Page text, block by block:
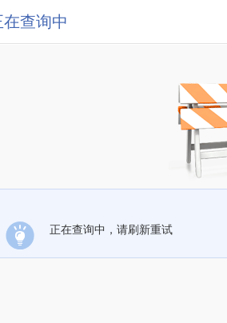
在查询中
正在查询中，请刷新重试